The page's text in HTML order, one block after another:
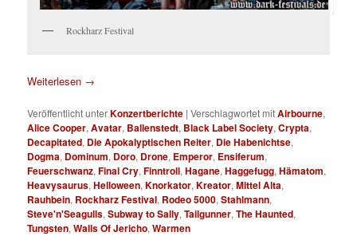
Rockharz Festival
Weiterlesen →
Veröffentlicht unterKonzertberichte |Verschlagwortet mitAirbourne,
Alice Cooper,Avatar, Ballenstedt, Black Label Society,Crypta,
Decapitated, Die Apokalyptischen Reiter, Die Habenichtse,
Dogma, Dominum, Doro, Drone, Emperor, Ensiferum,
Feuerschwanz,Final Cry,Finntroll,Hagane,Haggefugg,Hämatom,
Heavysaurus,Helloween,Knorkator,Kreator,Mittel Alta,
Rauhbein, Rockharz Festival, Rodeo 5000,Stahlmann,
Steve'n'Seagulls,Subway to Sally,Tailgunner,The Haunted,
Tungsten,Walls Of Jericho,Warmen